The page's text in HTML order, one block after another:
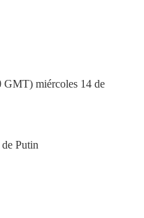
GMT) miércoles 14 de